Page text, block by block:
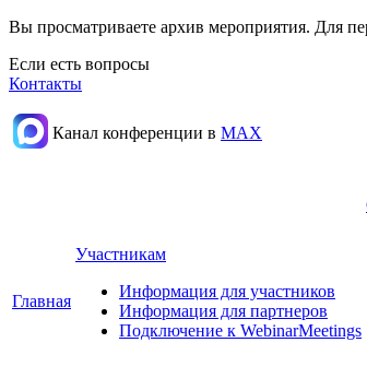
Вы просматриваете архив мероприятия. Для
Если есть вопросы
Контакты
Канал конференции в МАХ
Главная
Участникам
Информация для участников
Информация для партнеров
Подключение к WebinarMeetings